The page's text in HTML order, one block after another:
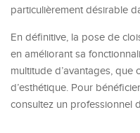
particulièrement désirable
En définitive, la pose de
en améliorant sa
multitude d’avantages, que
d’esthétique. Pour
consultez un professionnel